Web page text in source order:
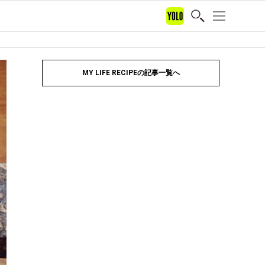
MY LIFE RECIPEの記事一覧へ